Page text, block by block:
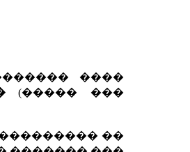
����
(����� ���
��